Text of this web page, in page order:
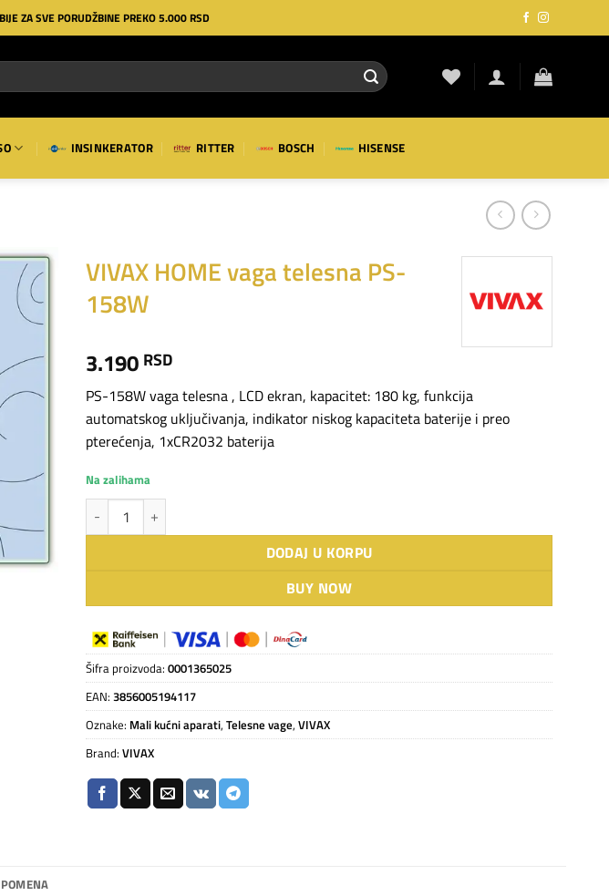
ZA SVE PORUDŽBINE PREKO 5.000 RSD
INSINKERATOR RITTER BOSCH HISENSE
Dodaj
na
želja
VIVAX HOME vaga telesna PS-
158W
3.190 RSD
PS-158W vaga telesna , LCD ekran, kapacitet: 180 kg, funkcija
automatskog uključivanja, indikator niskog kapaciteta baterije i preo
pterećenja, 1xCR2032 baterija
Na zalihama
VIVAX HOME vaga telesna PS-158W količina
DODAJ U KORPU
BUY NOW
Šifra proizvoda:0001365025
EAN:3856005194117
Oznake: Mali kućni aparati,Telesne vage,VIVAX
Brand:VIVAX